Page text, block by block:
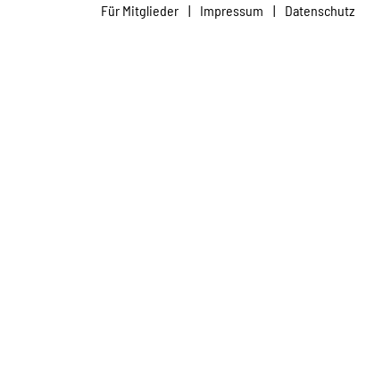
Für Mitglieder | Impressum | Datenschutz